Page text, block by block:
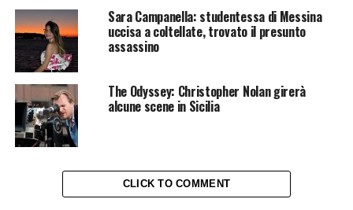
Sara Campanella: studentessa di Messina
uccisa a coltellate, trovato il presunto
assassino
The Odyssey: Christopher Nolan girerà
alcune scene in Sicilia
CLICK TO COMMENT